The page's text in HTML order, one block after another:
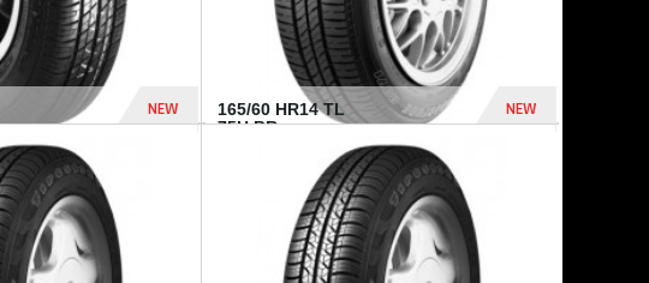
NEW
448 Dhs
165/60 HR14 TL
75H BR...
NEW